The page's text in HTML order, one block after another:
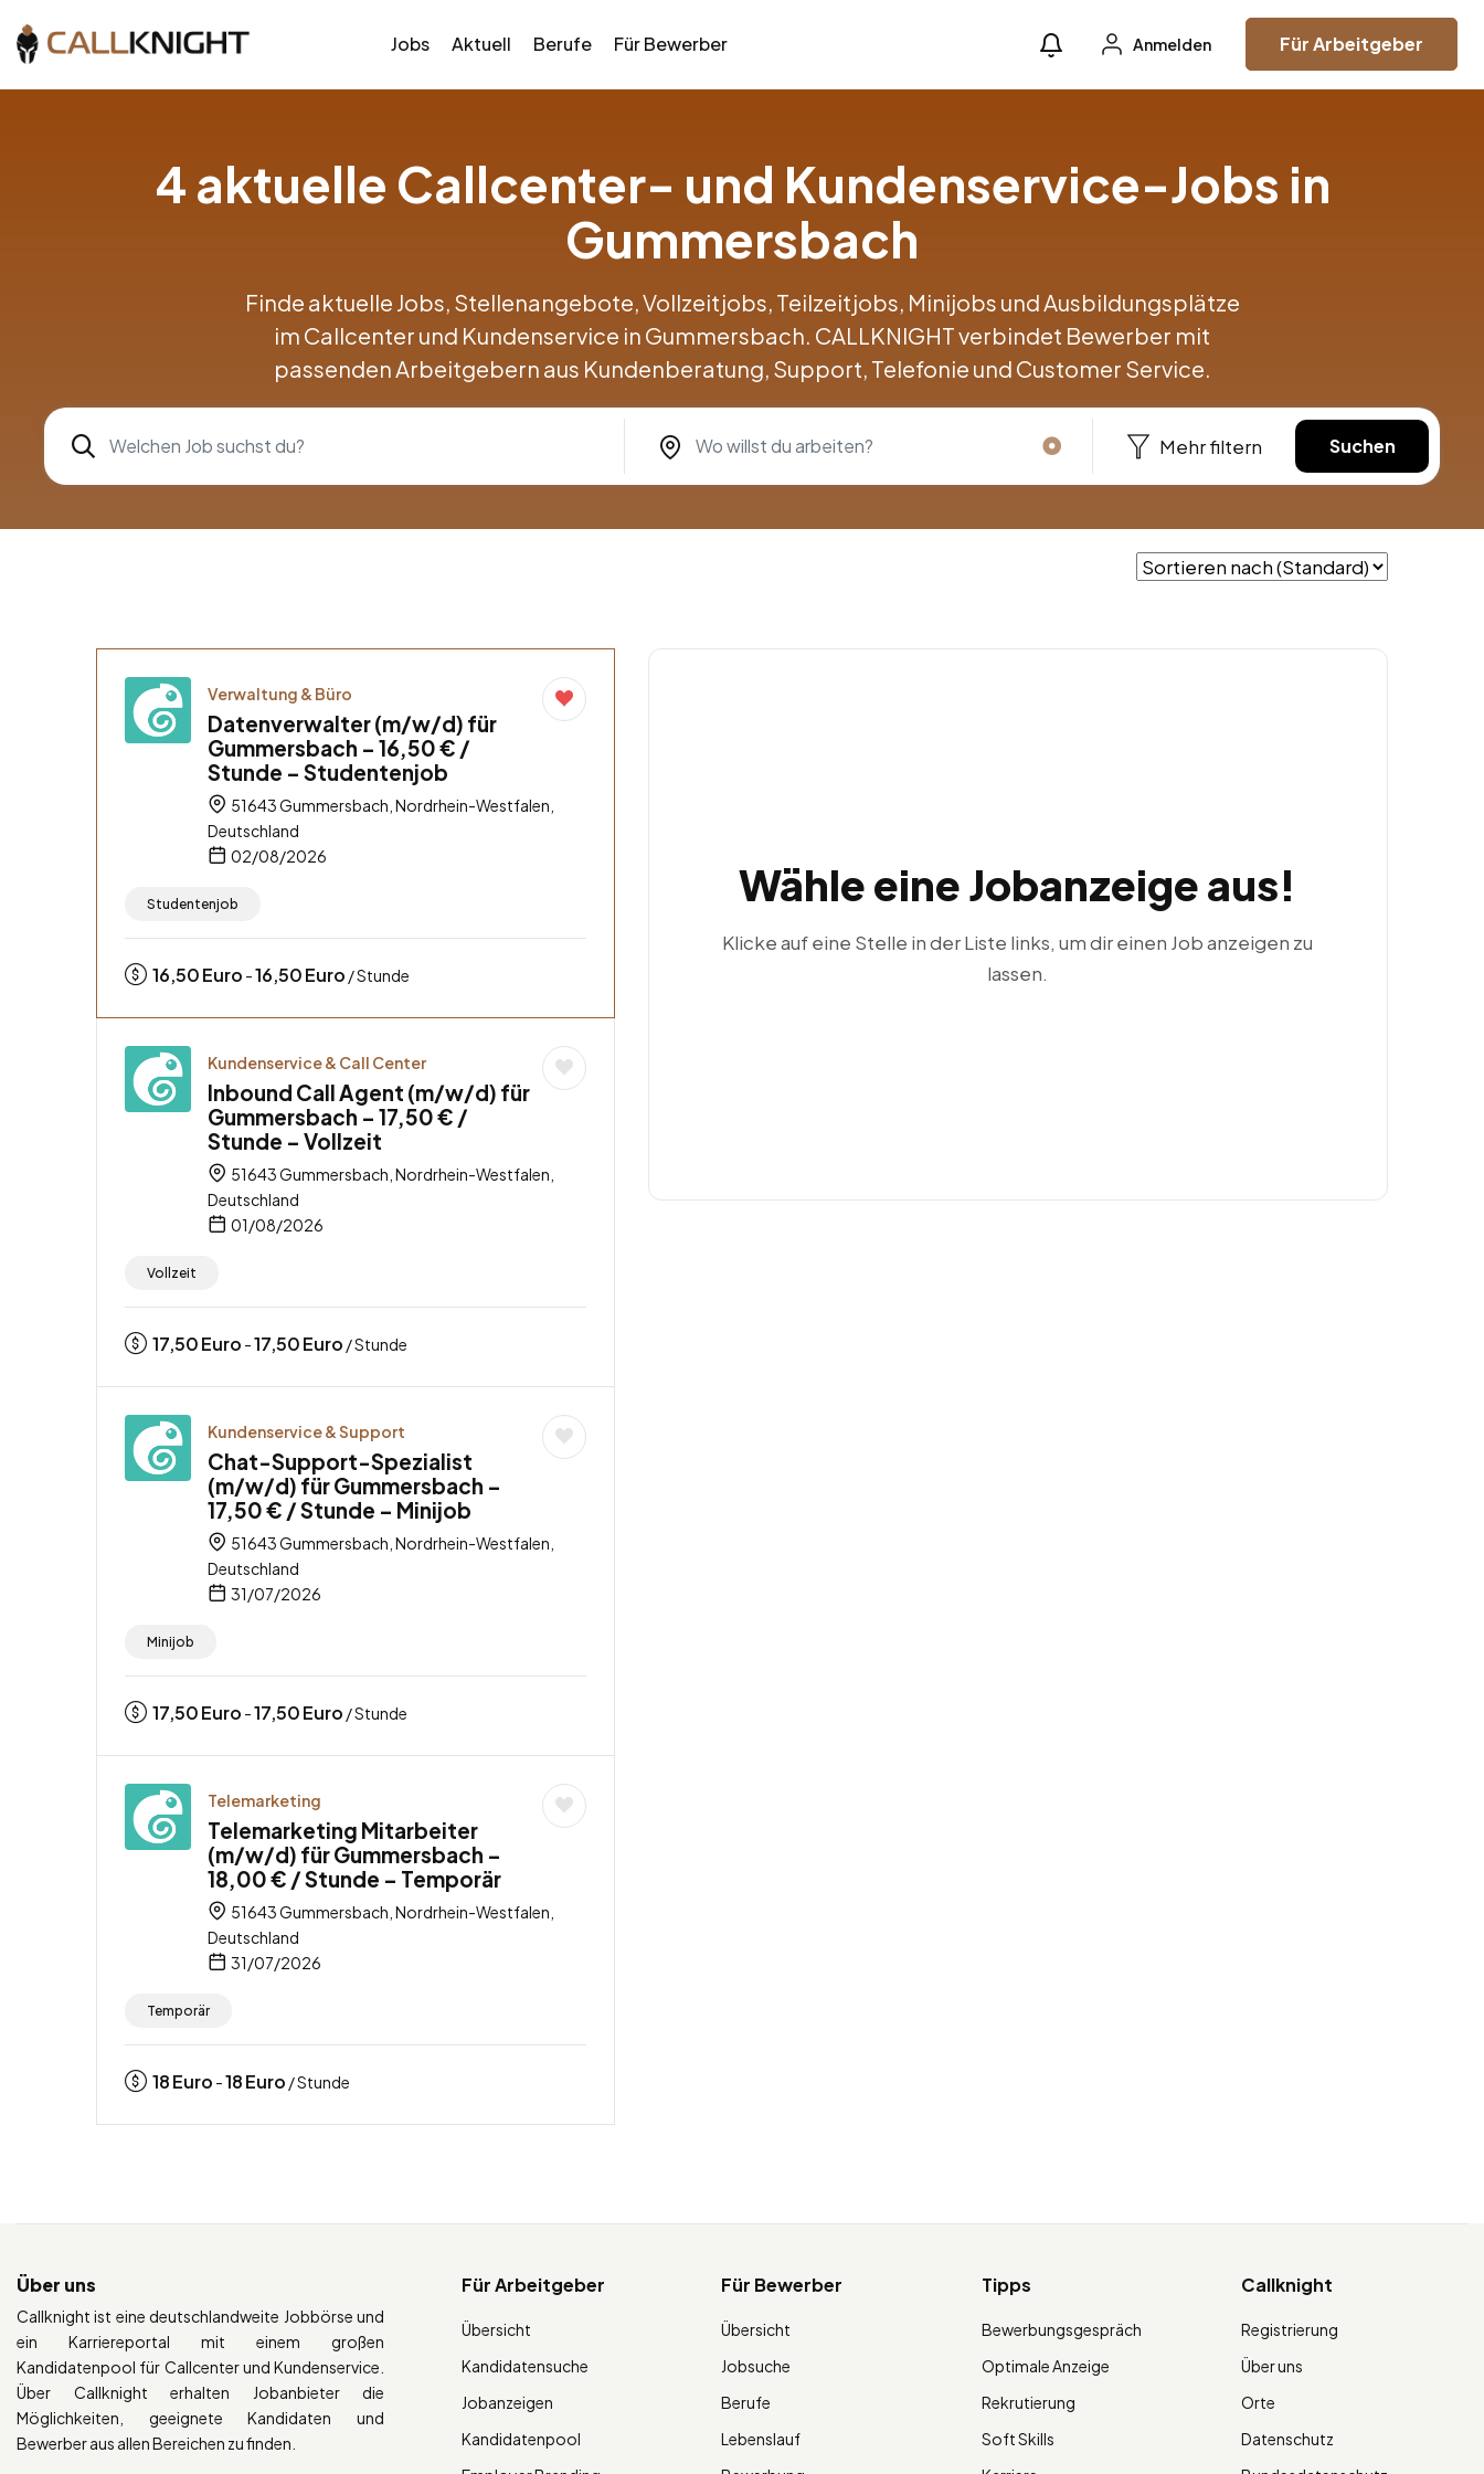
Jobs Aktuell Berufe Für Bewerber Anmelden Für Arbeitgeber
4 aktuelle Callcenter- und Kundenservice-Jobs in
Gummersbach
Finde aktuelle Jobs, Stellenangebote, Vollzeitjobs, Teilzeitjobs, Minijobs und Ausbildungsplätze
im Callcenter und Kundenservice in Gummersbach. CALLKNIGHT verbindet Bewerber mit
passenden Arbeitgebern aus Kundenberatung, Support, Telefonie und Customer Service.
Mehr filtern Suchen
Verwaltung & Büro
Datenverwalter (m/w/d) für
Gummersbach – 16,50 € /
Stunde – Studentenjob
51643 Gummersbach, Nordrhein-Westfalen,
Deutschland
02/08/2026
Studentenjob
16,50Euro -16,50Euro / Stunde
Kundenservice & Call Center
Inbound Call Agent (m/w/d) für
Gummersbach – 17,50 € /
Stunde – Vollzeit
51643 Gummersbach, Nordrhein-Westfalen,
Deutschland
01/08/2026
Vollzeit
17,50Euro -17,50Euro / Stunde
Kundenservice & Support
Chat-Support-Spezialist
(m/w/d) für Gummersbach –
17,50 € / Stunde – Minijob
51643 Gummersbach, Nordrhein-Westfalen,
Deutschland
31/07/2026
Minijob
17,50Euro -17,50Euro / Stunde
Telemarketing
Telemarketing Mitarbeiter
(m/w/d) für Gummersbach –
18,00 € / Stunde – Temporär
51643 Gummersbach, Nordrhein-Westfalen,
Deutschland
31/07/2026
Temporär
18Euro -18Euro / Stunde
Wähle eine Jobanzeige aus!
Klicke auf eine Stelle in der Liste links, um dir einen Job anzeigen zu
lassen.
Über uns
Callknight ist eine deutschlandweite Jobbörse und
ein Karriereportal mit einem großen
Kandidatenpool für Callcenter und Kundenservice.
Über Callknight erhalten Jobanbieter die
Möglichkeiten, geeignete Kandidaten und
Bewerber aus allen Bereichen zu finden.
Für Arbeitgeber
Übersicht
Kandidatensuche
Jobanzeigen
Kandidatenpool
Für Bewerber
Übersicht
Jobsuche
Berufe
Lebenslauf
Tipps
Bewerbungsgespräch
Optimale Anzeige
Rekrutierung
Soft Skills
Callknight
Registrierung
Über uns
Orte
Datenschutz